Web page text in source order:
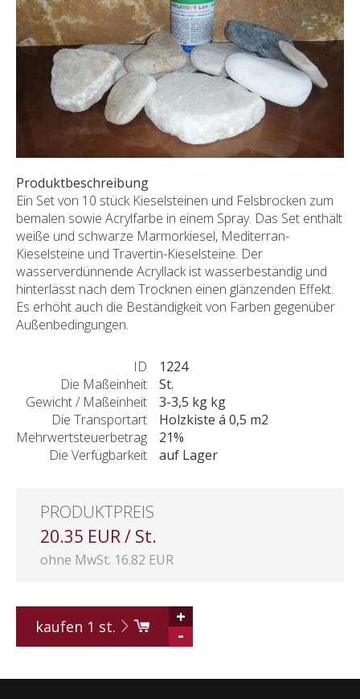
SONDERNABFERTIGUNGEN
ÜBER UNS
AKTUALITÄTEN
SHOWROOM
KONTAKT
Produktbeschreibung
Ein Set von 10 stück Kieselsteinen und Felsbrocken zum
bemalen sowie Acrylfarbe in einem Spray. Das Set enthält
weiße und schwarze Marmorkiesel, Mediterran-
Kieselsteine und Travertin-Kieselsteine. Der
wasserverdünnende Acryllack ist wasserbeständig und
hinterlässt nach dem Trocknen einen glänzenden Effekt.
Es erhöht auch die Beständigkeit von Farben gegenüber
Außenbedingungen.
ID
1224
Die Maßeinheit
St.
Gewicht / Maßeinheit
3-3,5 kg kg
Die Transportart
Holzkiste á 0,5 m2
Mehrwertsteuerbetrag
21%
Die Verfügbarkeit
auf Lager
PRODUKTPREIS
20.35 EUR / St.
ohne MwSt. 16.82 EUR
kaufen 1 st.
+
-